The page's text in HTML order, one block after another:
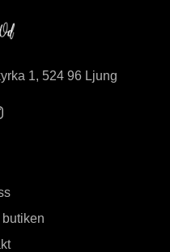
1, 524 96 Ljung